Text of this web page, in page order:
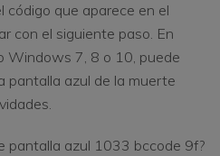
que aparece en el
con el siguiente paso. En
Windows 7, 8 o 10, puede
pantalla azul de la muerte
pantalla azul 1033 bccode 9f?